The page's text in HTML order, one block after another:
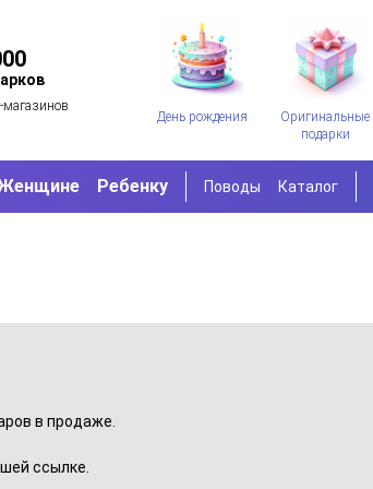
магазинов
День рождения
Оригинальные
подарки
Ребенку Поводы Каталог
в продаже.
ссылке.